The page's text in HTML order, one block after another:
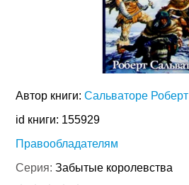
Автор книги:Сальваторе Роберт
id книги: 155929
Правообладателям
Серия:Забытые королевства